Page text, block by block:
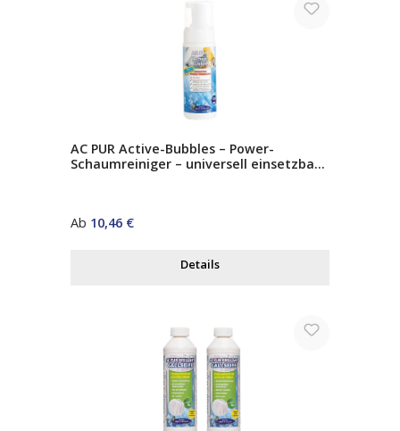
AC PUR Active-Bubbles – Power-
Schaumreiniger – universell einsetzbar
Regulärer Preis:
Ab 10,46 €
Details